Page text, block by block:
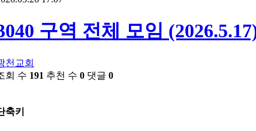
구역 전체 모임
천교회
회 수 191 추천 수 0 댓글 0
축키